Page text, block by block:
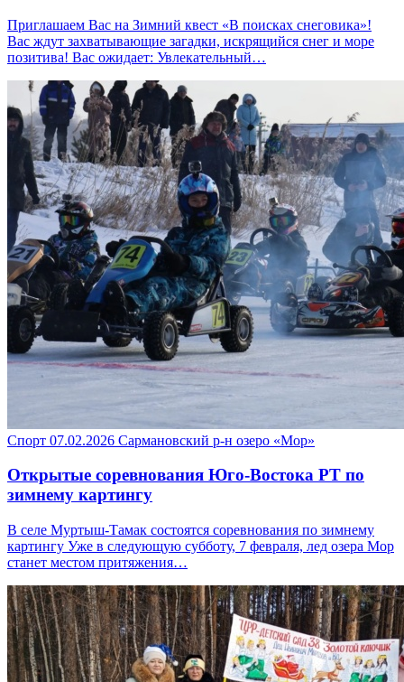
Приглашаем Вас на Зимний квест «В поисках снеговика»!
Вас ждут захватывающие загадки, искрящийся снег и море
позитива! Вас ожидает: Увлекательный…
Спорт 07.02.2026 Сармановский р-н озеро «Мор»
Открытые соревнования Юго-Востока РТ по
зимнему картингу
В селе Муртыш-Тамак состоятся соревнования по зимнему
картингу Уже в следующую субботу, 7 февраля, лед озера Мор
станет местом притяжения…